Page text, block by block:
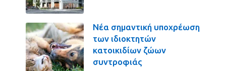
Νέα σημαντική υποχρέωση
των ιδιοκτητών
κατοικιδίων ζώων
συντροφιάς